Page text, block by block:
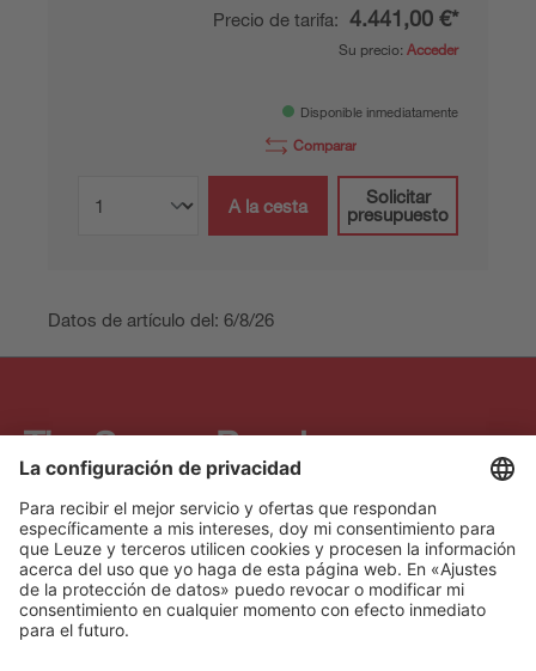
Precio de tarifa: 4.441,00 €*
Su precio: Acceder
Disponible inmediatamente
Comparar
A la cesta
Solicitar
presupuesto
Datos de artículo del: 6/8/26
The Sensor People
Acceso rápido
Boletín de noticias
Síganos